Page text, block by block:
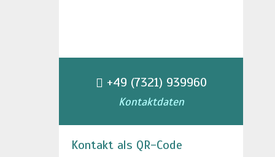
+49 (7321) 939960
Kontaktdaten
Kontakt als QR-Code